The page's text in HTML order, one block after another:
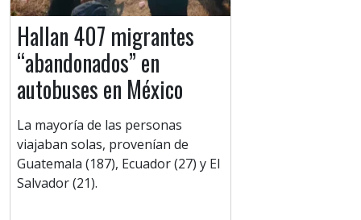
Hallan 407 migrantes
“abandonados” en
autobuses en México
La mayoría de las personas
viajaban solas, provenían de
Guatemala (187), Ecuador (27) y El
Salvador (21).